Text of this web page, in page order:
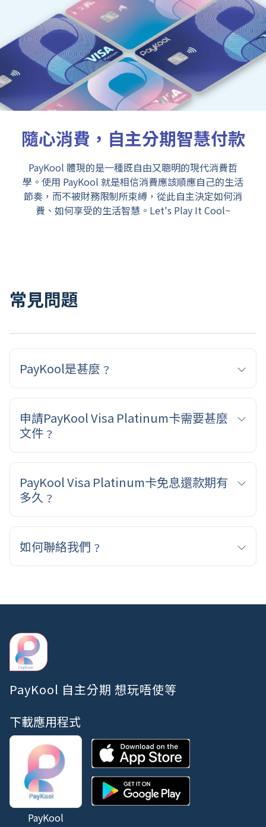
隨心消費，自主分期智慧付款
PayKool 體現的是一種既自由又聰明的現代消費哲
學。使用 PayKool 就是相信消費應該順應自己的生活
節奏，而不被財務限制所束縛，從此自主決定如何消
費、如何享受的生活智慧。Let's Play It Cool~
常見問題
PayKool是甚麼﹖
發行的 VISA 信用卡。PayKool 消費自由，自主分期！
PayKool 深明現代生活中平衡消費欲望與財政規劃的
重要性，讓你不再需要在「想要」與「能夠」之間作
申請PayKool Visa Platinum卡需要甚麼
文件﹖
件):
有效住址證明 包括: (a)在最近三個月內發出的公用事
法團或保險公司發出之結單或通知書；
內顯示薪金入數的銀行戶口存摺/月結單；
閣下及附屬卡申請人（如適用）之香港居民身份證/香
港永久性居民身份證/往來港澳通行證及原居地身份證
副本；
若閣下為全日制大學 / 大專學生及就讀下列院校或其附
學、珠海學院、職業訓練局、香港專業教育學院、香
港演藝學院、明愛專上學院、明愛白英奇專業學校、
香港科技專上書院、香港專業進修學校/港專 學院、明
德學院、東華學院、香港伍倫貢學院、香港能仁專上
學院、明愛社區書院、香港藝術學院、宏恩基督教學
院及耀中幼教學院，請附香港居民身份證 / 香港永久性
居民身份證 / 護照之證明文件（如適用）及全日制大學
/ 大專學生證。
PayKool Visa Platinum卡免息還款期有
多久﹖
如何聯絡我們﹖
PayKool 自主分期 想玩唔使等
下載應用程式
PayKool